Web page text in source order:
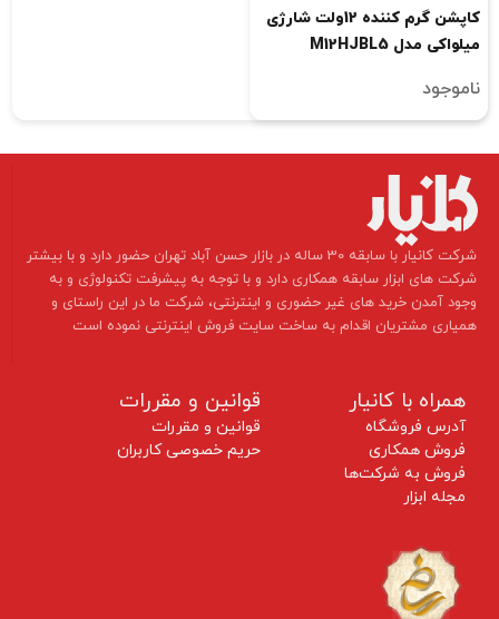
کاپشن گرم کننده 12ولت شارژی
میلواکی مدل M12HJBL5
ناموجود
​شرکت کانیار با سابقه 30 ساله در بازار حسن آباد تهران حضور دارد و با بیشتر
شرکت های ابزار سابقه همکاری دارد و با توجه به پیشرفت تکنولوژی و به
وجود آمدن خرید های غیر حضوری و اینترنتی، شرکت ما در این راستای و
همیاری مشتریان اقدام به ساخت سایت فروش اینترنتی نموده است ​​​​​​​
همراه با کانیار
آدرس فروشگاه
فروش همکاری
فروش به شرکت‌ها
مجله ابزار
قوانین و مقررات
قوانین و مقررات
حریم خصوصی کاربران